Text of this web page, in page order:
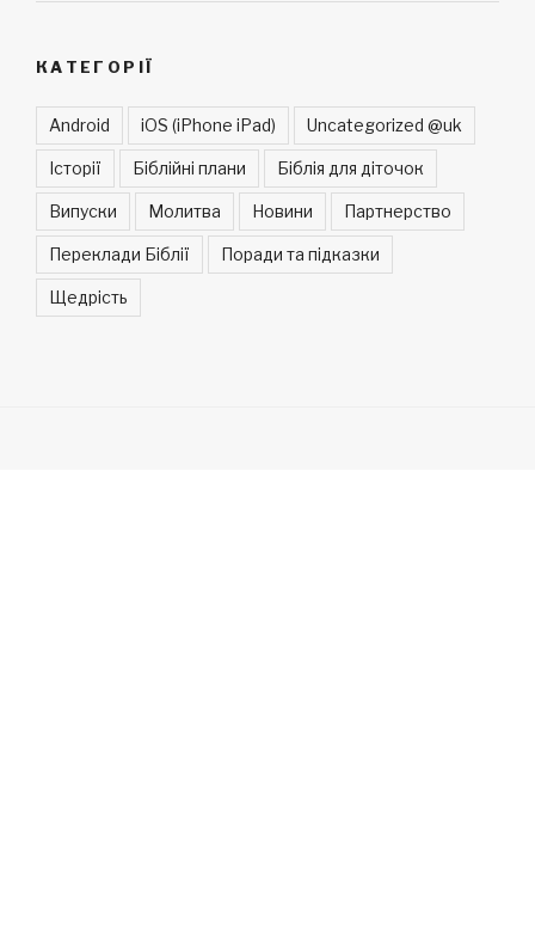
КАТЕГОРІЇ
Android iOS (iPhone iPad) Uncategorized @uk
Історії Біблійні плани Біблія для діточок
Випуски Молитва Новини Партнерство
Переклади Біблії Поради та підказки
Щедрість